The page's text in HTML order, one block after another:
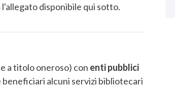
disponibile qui sotto.
a titolo oneroso) con enti pubblici
alcuni servizi bibliotecari